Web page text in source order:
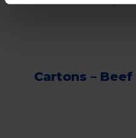
Cartons – Beef